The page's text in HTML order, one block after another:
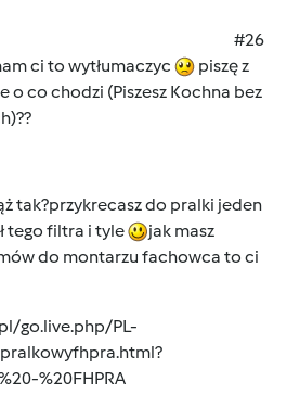
#26
ci to wytłumaczyc
piszę z
o co chodzi (Piszesz Kochna bez
tak?przykrecasz do pralki jeden
tego filtra i tyle
jak masz
do montarzu fachowca to ci
go.live.php/PL-
%20FHPRA